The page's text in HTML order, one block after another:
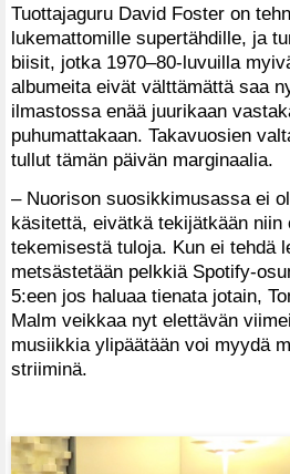
Tuottajaguru David Foster on
lukemattomille supertähdille, ja
biisit, jotka 1970–80-luvuilla
albumeita eivät välttämättä saa
ilmastossa enää juurikaan
puhumattakaan. Takavuosien
tullut tämän päivän marginaalia.
– Nuorison suosikkimusassa ei
käsitettä, eivätkä tekijätkään niin
tekemisestä tuloja. Kun ei tehdä
metsästetään pelkkiä Spotify-
5:een jos haluaa tienata jotain,
Malm veikkaa nyt elettävän
musiikkia ylipäätään voi myydä
striiminä.